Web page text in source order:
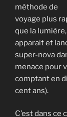
méthode de
voyage plus
que la lumière,
apparait et
super-nova
menace pour
comptant en
cent ans).
C’est dans ce